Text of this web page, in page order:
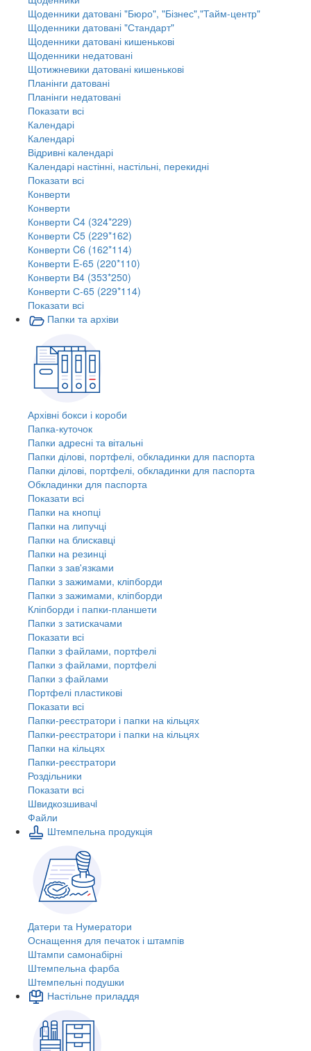
Щоденники датовані "Бюро", "Бізнес","Тайм-центр"
Щоденники датовані "Стандарт"
Щоденники датовані кишенькові
Щоденники недатовані
Щотижневики датовані кишенькові
Планінги датовані
Планінги недатовані
Показати всі
Календарі
Календарі
Відривні календарі
Календарі настінні, настільні, перекидні
Показати всі
Конверти
Конверти
Конверти C4 (324*229)
Конверти C5 (229*162)
Конверти C6 (162*114)
Конверти E-65 (220*110)
Конверти В4 (353*250)
Конверти С-65 (229*114)
Показати всі
Папки та архіви
Архівні бокси і короби
Папка-куточок
Папки адресні та вітальні
Папки ділові, портфелі, обкладинки для паспорта
Папки ділові, портфелі, обкладинки для паспорта
Обкладинки для паспорта
Показати всі
Папки на кнопці
Папки на липучці
Папки на блискавці
Папки на резинці
Папки з зав'язками
Папки з зажимами, кліпборди
Папки з зажимами, кліпборди
Кліпборди і папки-планшети
Папки з затискачами
Показати всі
Папки з файлами, портфелі
Папки з файлами, портфелі
Папки з файлами
Портфелі пластикові
Показати всі
Папки-реєстратори і папки на кільцях
Папки-реєстратори і папки на кільцях
Папки на кільцях
Папки-реєстратори
Роздільники
Показати всі
Швидкозшивачi
Файли
Штемпельна продукція
Датери та Нумератори
Оснащення для печаток і штампів
Штампи самонабірні
Штемпельна фарба
Штемпельні подушки
Настільне приладдя